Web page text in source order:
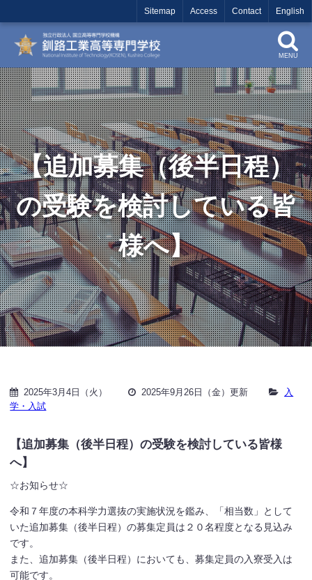
Sitemap Access Contact English
MENU
【追加募集（後半日程）
の受験を検討している皆
様へ】
2025年3月4日（火） 2025年9月26日（金）更新
入
学・入試
【追加募集（後半日程）の受験を検討している皆様
へ】
☆お知らせ☆
令和７年度の本科学力選抜の実施状況を鑑み、「相当数」として
いた追加募集（後半日程）の募集定員は２０名程度となる見込み
です。
また、追加募集（後半日程）においても、募集定員の入寮受入は
可能です。